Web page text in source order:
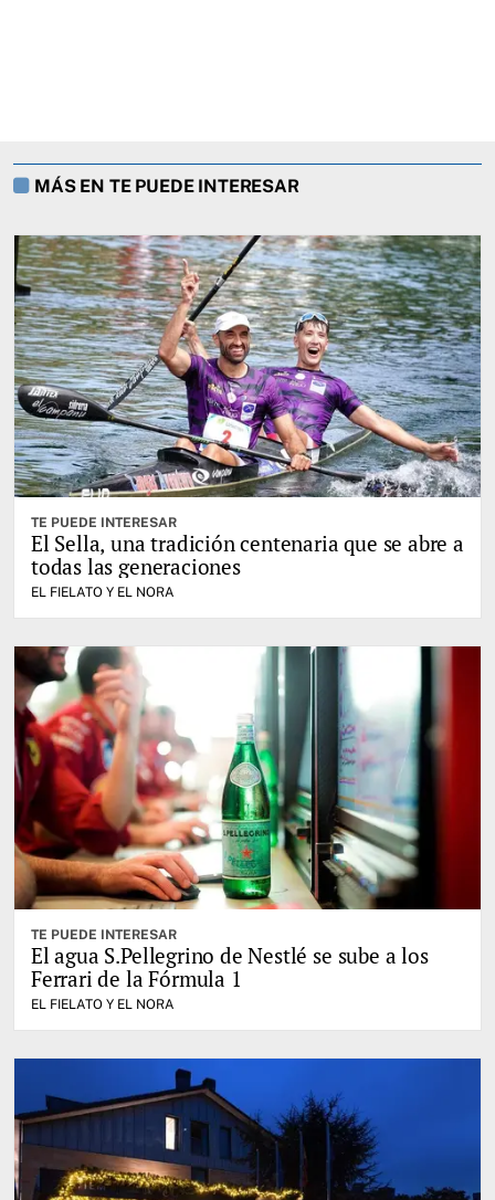
MÁS EN TE PUEDE INTERESAR
TE PUEDE INTERESAR
El Sella, una tradición centenaria que se abre a
todas las generaciones
EL FIELATO Y EL NORA
TE PUEDE INTERESAR
El agua S.Pellegrino de Nestlé se sube a los
Ferrari de la Fórmula 1
EL FIELATO Y EL NORA